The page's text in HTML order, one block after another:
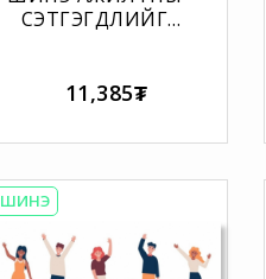
СЭТГЭГДЛИЙГ
ОРОХЫН ӨМНӨХ
ЗОХИЦОХ ҮЙЛ ЯВЦ
11,385₮
ШИНЭ